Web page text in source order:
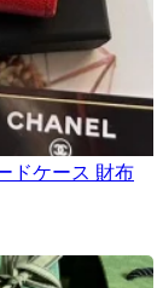
ドケース 財布